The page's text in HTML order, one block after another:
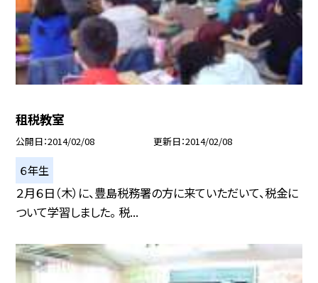
租税教室
公開日 2014/02/08 更新日 2014/02/08
６年生
２月６日（木）に、豊島税務署の方に来ていただいて、税金に
ついて学習しました。 税...